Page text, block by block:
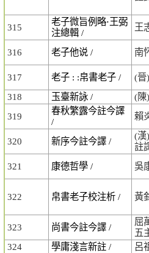
315
老子微旨例略⋅王弼
注總輯 /
王
316 老子他说 / 南
317 老子 : :帛書老子 /
(晉
318
玉臺新詠 /
(陳
319
春秋繁露今註今譯
/
賴
320 新序今註今譯 /
(漢
註
321
康德哲學 / 吳
322 帛書老子校注析 / 黃
323 尚書今註今譯 /
屈
五
324
學庸淺言新註 /
呂